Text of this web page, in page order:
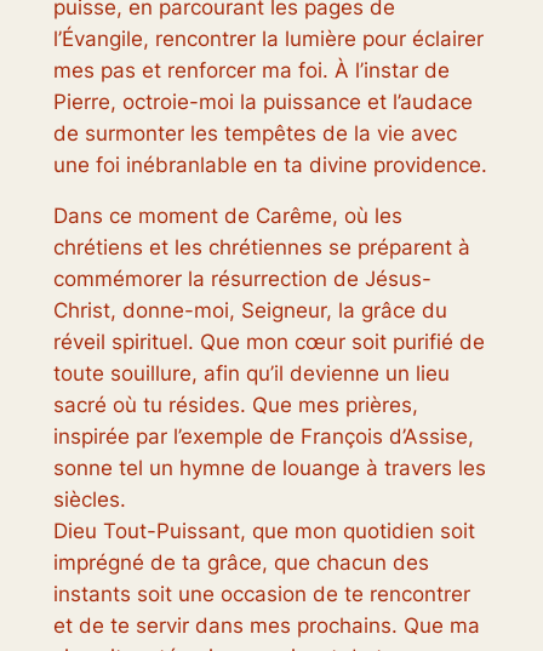
puisse, en parcourant les pages de
l’Évangile, rencontrer la lumière pour éclairer
mes pas et renforcer ma foi. À l’instar de
Pierre, octroie-moi la puissance et l’audace
de surmonter les tempêtes de la vie avec
une foi inébranlable en ta divine providence.
Dans ce moment de Carême, où les
chrétiens et les chrétiennes se préparent à
commémorer la résurrection de Jésus-
Christ, donne-moi, Seigneur, la grâce du
réveil spirituel. Que mon cœur soit purifié de
toute souillure, afin qu’il devienne un lieu
sacré où tu résides. Que mes prières,
inspirée par l’exemple de François d’Assise,
sonne tel un hymne de louange à travers les
siècles.
Dieu Tout-Puissant, que mon quotidien soit
imprégné de ta grâce, que chacun des
instants soit une occasion de te rencontrer
et de te servir dans mes prochains. Que ma